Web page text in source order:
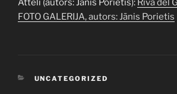
Attēli (autors: Jānis Porietis): Riva del
FOTO GALERIJA, autors: Jānis Porietis
KATEGORIJAS
UNCATEGORIZED